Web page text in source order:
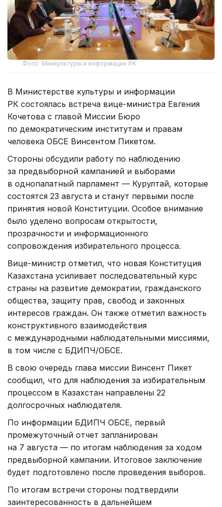
Фото: Минкультуры и информации РК
В Министерстве культуры и информации
РК состоялась встреча вице-министра Евгения
Кочетова с главой Миссии Бюро
по демократическим институтам и правам
человека ОБСЕ Винсентом Пикетом.
Стороны обсудили работу по наблюдению
за предвыборной кампанией и выборами
в однопалатный парламент — Курултай, которые
состоятся 23 августа и станут первыми после
принятия новой Конституции. Особое внимание
было уделено вопросам открытости,
прозрачности и информационного
сопровождения избирательного процесса.
Вице-министр отметил, что новая Конституция
Казахстана усиливает последовательный курс
страны на развитие демократии, гражданского
общества, защиту прав, свобод и законных
интересов граждан. Он также отметил важность
конструктивного взаимодействия
с международными наблюдательными миссиями,
в том числе с БДИПЧ/ОБСЕ.
В свою очередь глава миссии Винсент Пикет
сообщил, что для наблюдения за избирательным
процессом в Казахстан направлены 22
долгосрочных наблюдателя.
По информации БДИПЧ ОБСЕ, первый
промежуточный отчет запланирован
на 7 августа — по итогам наблюдения за ходом
предвыборной кампании. Итоговое заключение
будет подготовлено после проведения выборов.
По итогам встречи стороны подтвердили
заинтересованность в дальнейшем